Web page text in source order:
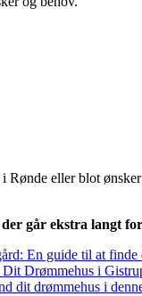
eller blot
går ekstra langt
En guide til at finde
Drømmehus i
dit drømmehus i